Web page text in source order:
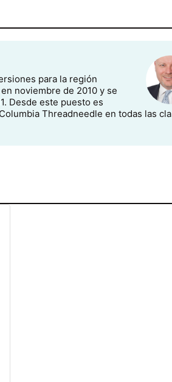
para la región
noviembre de 2010 y se
Desde este puesto es
Threadneedle en todas las